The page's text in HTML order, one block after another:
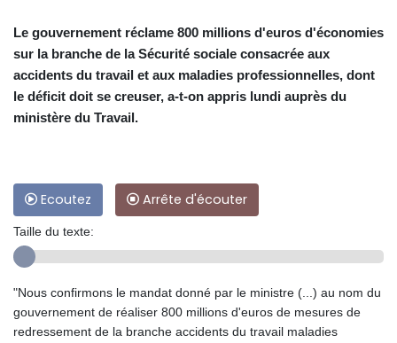
Le gouvernement réclame 800 millions d'euros d'économies
sur la branche de la Sécurité sociale consacrée aux
accidents du travail et aux maladies professionnelles, dont
le déficit doit se creuser, a-t-on appris lundi auprès du
ministère du Travail.
Ecoutez Arrête d'écouter
Taille du texte:
"Nous confirmons le mandat donné par le ministre (...) au nom du
gouvernement de réaliser 800 millions d'euros de mesures de
redressement de la branche accidents du travail maladies